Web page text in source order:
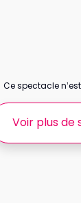
Ce spectacle
Voir plus de